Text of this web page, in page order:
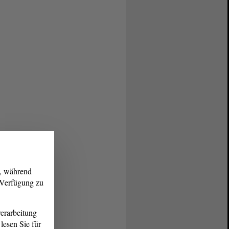
während
zu
Sie für